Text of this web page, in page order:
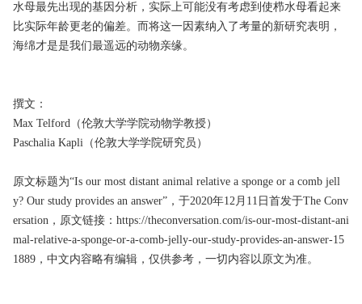
水母最先出现的基因分析，实际上可能没有考虑到使栉水母看起来
比实际年龄更老的偏差。而将这一因素纳入了考量的新研究表明，
海绵才是是我们最遥远的动物亲缘。
撰文：
Max Telford（伦敦大学学院动物学教授）
Paschalia Kapli（伦敦大学学院研究员）
原文标题为“Is our most distant animal relative a sponge or a comb jell
y? Our study provides an answer”，于2020年12月11日首发于The Conv
ersation，原文链接：https://theconversation.com/is-our-most-distant-ani
mal-relative-a-sponge-or-a-comb-jelly-our-study-provides-an-answer-15
1889，中文内容略有编辑，仅供参考，一切内容以原文为准。